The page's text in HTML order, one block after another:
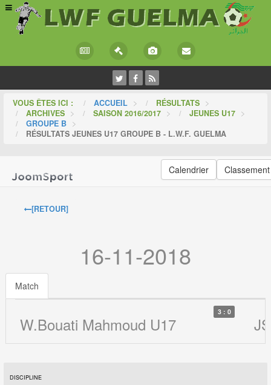
VOUS ÊTES ICI : ACCUEIL > RÉSULTATS >
ARCHIVES > SAISON 2016/2017 > JEUNES U17 >
GROUPE B >
RÉSULTATS JEUNES U17 GROUPE B - L.W.F. GUELMA
Calendrier Classement
[RETOUR]
16-11-2018
Match
W.Bouati Mahmoud U17
3 : 0
DISCIPLINE